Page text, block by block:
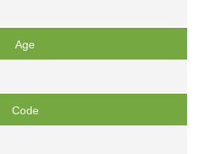
Age
Code